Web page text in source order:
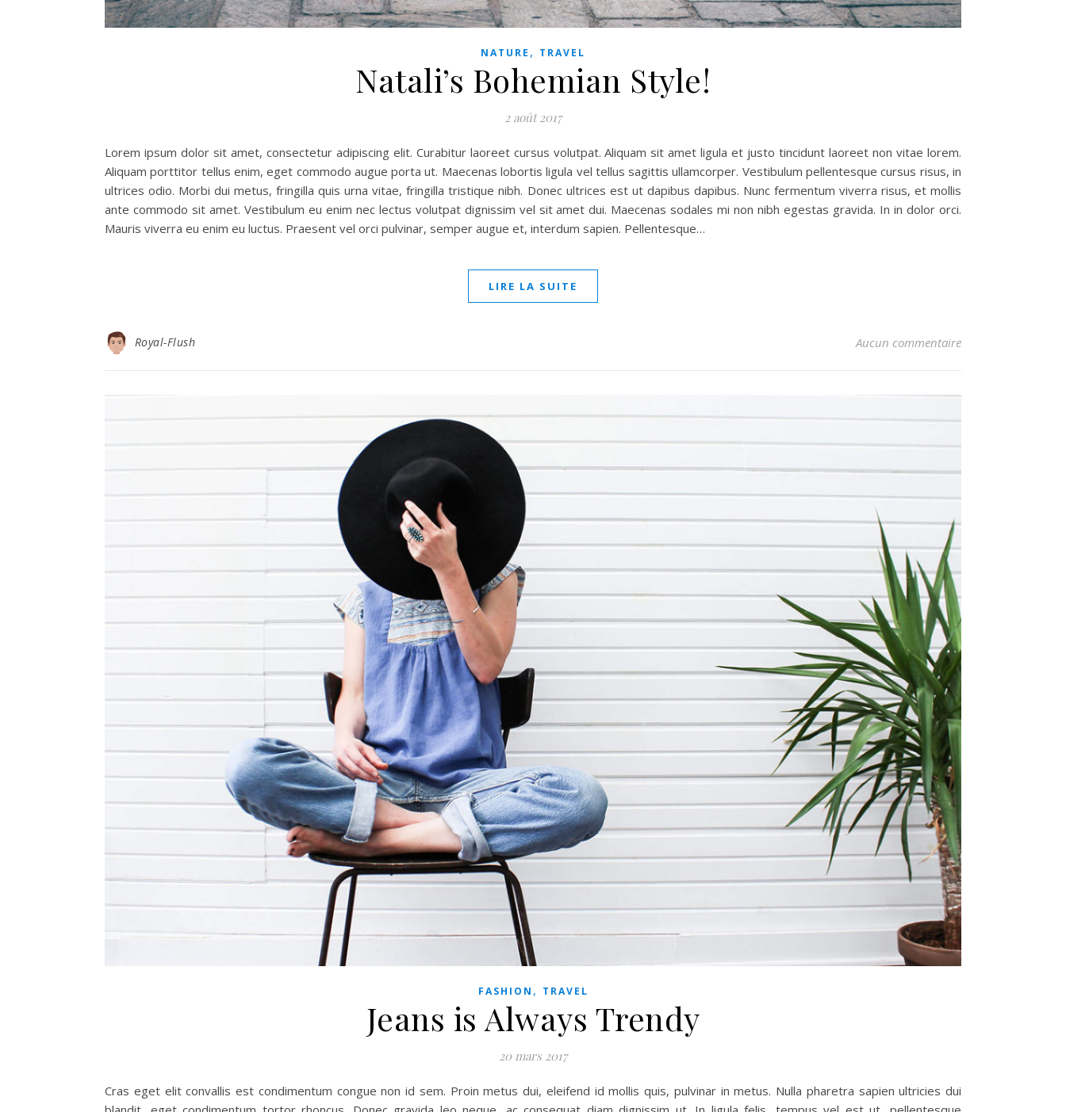
NATURE , TRAVEL
Natali’s Bohemian Style!
2 août 2017
Lorem ipsum dolor sit amet, consectetur adipiscing elit. Curabitur laoreet cursus volutpat. Aliquam sit amet ligula et justo tincidunt laoreet non vitae lorem.
Aliquam porttitor tellus enim, eget commodo augue porta ut. Maecenas lobortis ligula vel tellus sagittis ullamcorper. Vestibulum pellentesque cursus risus, in
ultrices odio. Morbi dui metus, fringilla quis urna vitae, fringilla tristique nibh. Donec ultrices est ut dapibus dapibus. Nunc fermentum viverra risus, et mollis
ante commodo sit amet. Vestibulum eu enim nec lectus volutpat dignissim vel sit amet dui. Maecenas sodales mi non nibh egestas gravida. In in dolor orci.
Mauris viverra eu enim eu luctus. Praesent vel orci pulvinar, semper augue et, interdum sapien. Pellentesque…
LIRE LA SUITE
Royal-Flush Aucun commentaire
FASHION , TRAVEL
Jeans is Always Trendy
20 mars 2017
Cras eget elit convallis est condimentum congue non id sem. Proin metus dui, eleifend id mollis quis, pulvinar in metus. Nulla pharetra sapien ultricies dui